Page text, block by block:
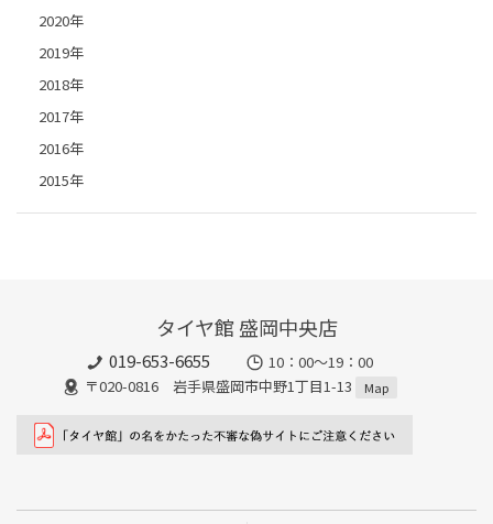
2020年
2019年
2018年
2017年
2016年
2015年
タイヤ館 盛岡中央店
019-653-6655
10：00～19：00
〒020-0816 岩手県盛岡市中野1丁目1-13
Map